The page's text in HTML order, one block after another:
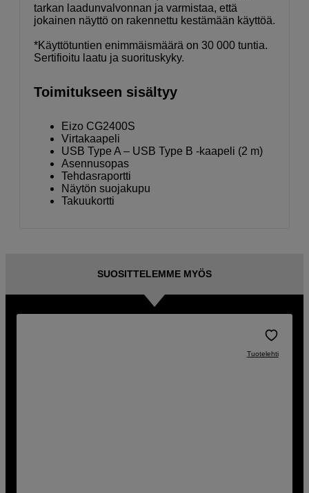
tarkan laadunvalvonnan ja varmistaa, että
jokainen näyttö on rakennettu kestämään käyttöä.
*Käyttötuntien enimmäismäärä on 30 000 tuntia.
Sertifioitu laatu ja suorituskyky.
Toimitukseen sisältyy
Eizo CG2400S
Virtakaapeli
USB Type A – USB Type B -kaapeli (2 m)
Asennusopas
Tehdasraportti
Näytön suojakupu
Takuukortti
SUOSITTELEMME MYÖS
Tuotelehti